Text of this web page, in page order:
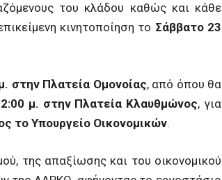
του κλάδου καθώς και κάθε
κινητοποίηση το Σάββατο 23
στην Πλατεία Ομονοίας, από όπου θα
μ. στην Πλατεία Κλαυθμώνος, για
το Υπουργείο Οικονομικών.
της απαξίωσης και του οικονομικού